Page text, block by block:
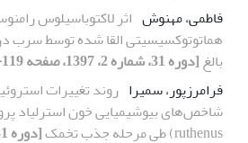
فاطمی، مهنوش اثر لاکتوباسیلوس
هماتوتوکسیسیتی القا شده توسط
بالغ[دوره 31، شماره 2، 1397، صفحه 119-129]
فرامرزپور، سمیرا روند تغییرات
ruthenus) طی مرحله جذب تخمک